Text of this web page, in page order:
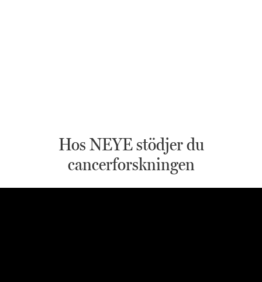
Hos NEYE stödjer du
cancerforskningen